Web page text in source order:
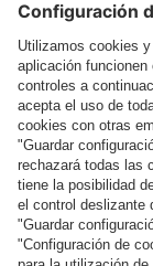
Más categorías
Síguenos
Pago y entrega